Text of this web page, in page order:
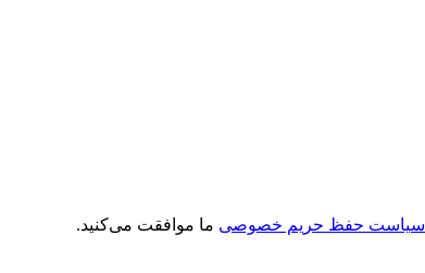
سیاست حفظ حریم خصوصی ما موافقت می‌کنید.